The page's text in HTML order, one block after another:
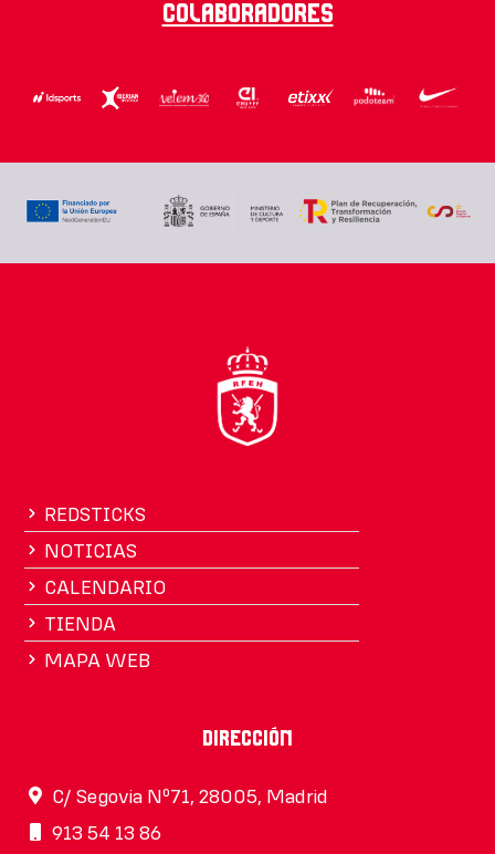
Colaboradores
REDSTICKS
NOTICIAS
CALENDARIO
TIENDA
MAPA WEB
Dirección
C/ Segovia Nº71, 28005, Madrid
913 54 13 86